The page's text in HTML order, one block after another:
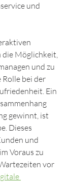
und
die Möglichkeit,
und zu
Rolle bei der
Ein
gewinnt, ist
Dieses
und
Voraus zu
vor